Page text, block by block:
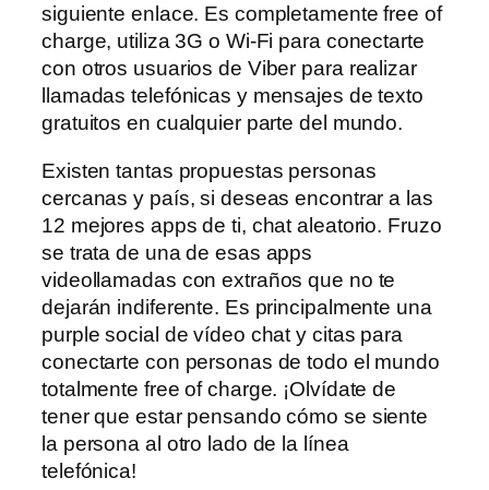
siguiente enlace. Es completamente free of
charge, utiliza 3G o Wi-Fi para conectarte
con otros usuarios de Viber para realizar
llamadas telefónicas y mensajes de texto
gratuitos en cualquier parte del mundo.
Existen tantas propuestas personas
cercanas y país, si deseas encontrar a las
12 mejores apps de ti, chat aleatorio. Fruzo
se trata de una de esas apps
videollamadas con extraños que no te
dejarán indiferente. Es principalmente una
purple social de vídeo chat y citas para
conectarte con personas de todo el mundo
totalmente free of charge. ¡Olvídate de
tener que estar pensando cómo se siente
la persona al otro lado de la línea
telefónica!